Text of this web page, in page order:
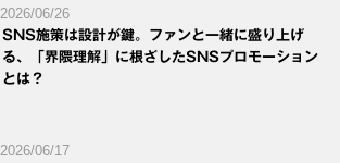
2026/06/26
SNS施策は設計が鍵。ファンと一緒に盛り上げ
る、「界隈理解」に根ざしたSNSプロモーション
とは？
2026/06/17